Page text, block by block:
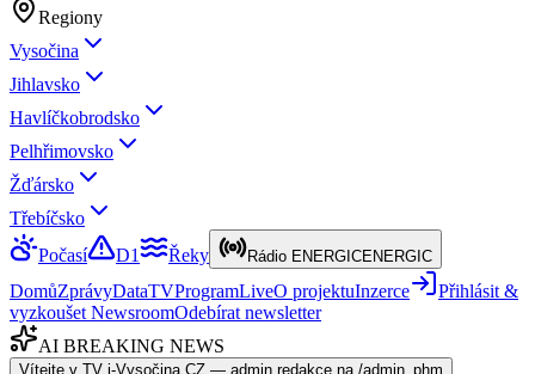
Regiony
Vysočina
Jihlavsko
Havlíčkobrodsko
Pelhřimovsko
Žďársko
Třebíčsko
Počasí
D1 Řeky Rádio ENERGICENERGIC
DomůZprávyDataTVProgramLiveO projektuInzerce
Přihlásit &
vyzkoušet NewsroomOdebírat newsletter
AI BREAKING NEWS
Vítejte v TV i-Vysočina.CZ — admin redakce na /admin_phm